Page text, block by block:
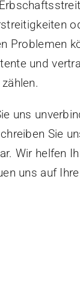
Problemen
und
uns
Sie
Wir helfen
uns auf